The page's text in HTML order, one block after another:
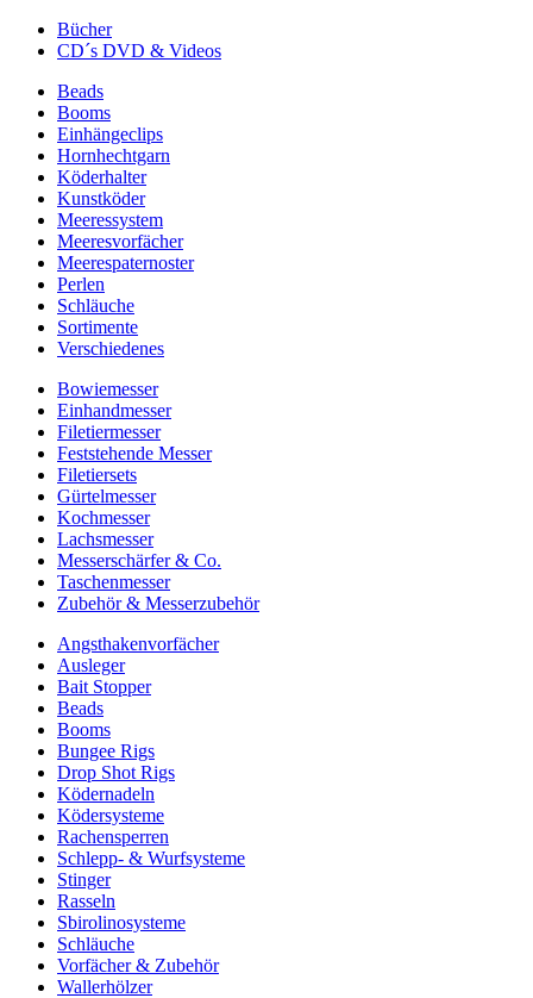
Bücher
CD´s DVD & Videos
Beads
Booms
Einhängeclips
Hornhechtgarn
Köderhalter
Kunstköder
Meeressystem
Meeresvorfächer
Meerespaternoster
Perlen
Schläuche
Sortimente
Verschiedenes
Bowiemesser
Einhandmesser
Filetiermesser
Feststehende Messer
Filetiersets
Gürtelmesser
Kochmesser
Lachsmesser
Messerschärfer & Co.
Taschenmesser
Zubehör & Messerzubehör
Angsthakenvorfächer
Ausleger
Bait Stopper
Beads
Booms
Bungee Rigs
Drop Shot Rigs
Ködernadeln
Ködersysteme
Rachensperren
Schlepp- & Wurfsysteme
Stinger
Rasseln
Sbirolinosysteme
Schläuche
Vorfächer & Zubehör
Wallerhölzer